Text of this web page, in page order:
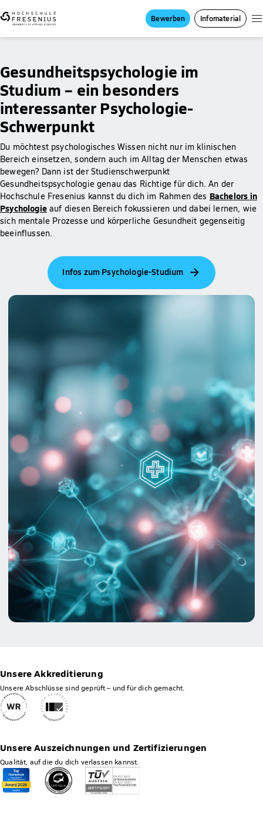
Bewerben Infomaterial
Gesundheitspsychologie im
Studium – ein besonders
interessanter Psychologie-
Schwerpunkt
Du möchtest psychologisches Wissen nicht nur im klinischen
Bereich einsetzen, sondern auch im Alltag der Menschen etwas
bewegen? Dann ist der Studienschwerpunkt
Gesundheitspsychologie genau das Richtige für dich. An der
Hochschule Fresenius kannst du dich im Rahmen des Bachelors in
Psychologieauf diesen Bereich fokussieren und dabei lernen, wie
sich mentale Prozesse und körperliche Gesundheit gegenseitig
beeinflussen.
Infos zum Psychologie-Studium
Unsere Akkreditierung
Unsere Abschlüsse sind geprüft – und für dich gemacht.
Unsere Auszeichnungen und Zertifizierungen
Qualität, auf die du dich verlassen kannst.